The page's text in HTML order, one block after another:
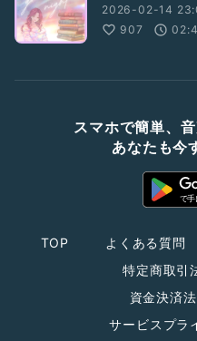
2026-02-14
907
スマホで簡単、
あなたも今
TOP よくある質問
特定商取引
資金決済
サービスプラ